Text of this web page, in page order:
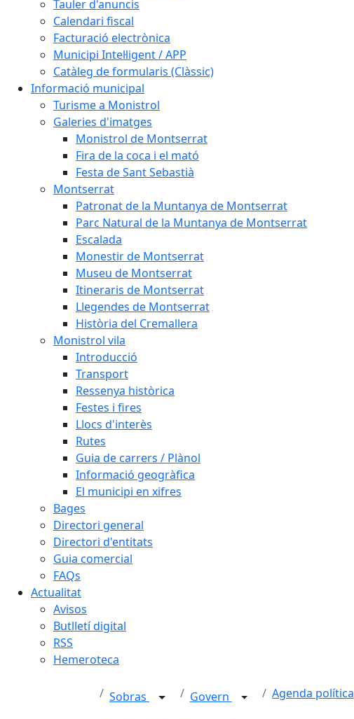
Tauler d'anuncis
Calendari fiscal
Facturació electrònica
Municipi Intel·ligent / APP
Catàleg de formularis (Clàssic)
Informació municipal
Turisme a Monistrol
Galeries d'imatges
Monistrol de Montserrat
Fira de la coca i el mató
Festa de Sant Sebastià
Montserrat
Patronat de la Muntanya de Montserrat
Parc Natural de la Muntanya de Montserrat
Escalada
Monestir de Montserrat
Museu de Montserrat
Itineraris de Montserrat
Llegendes de Montserrat
Història del Cremallera
Monistrol vila
Introducció
Transport
Ressenya històrica
Festes i fires
Llocs d'interès
Rutes
Guia de carrers / Plànol
Informació geogràfica
El municipi en xifres
Bages
Directori general
Directori d'entitats
Guia comercial
FAQs
Actualitat
Avisos
Butlletí digital
RSS
Hemeroteca
Sobras Govern Agenda política